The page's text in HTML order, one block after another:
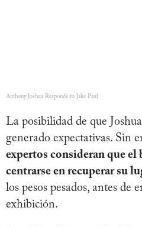
Anthony Joshua Responds to Jake Paul
La posibilidad de que
generado expectativas. Sin
expertos consideran que
centrarse en recuperar su
los pesos pesados, antes de
exhibición.